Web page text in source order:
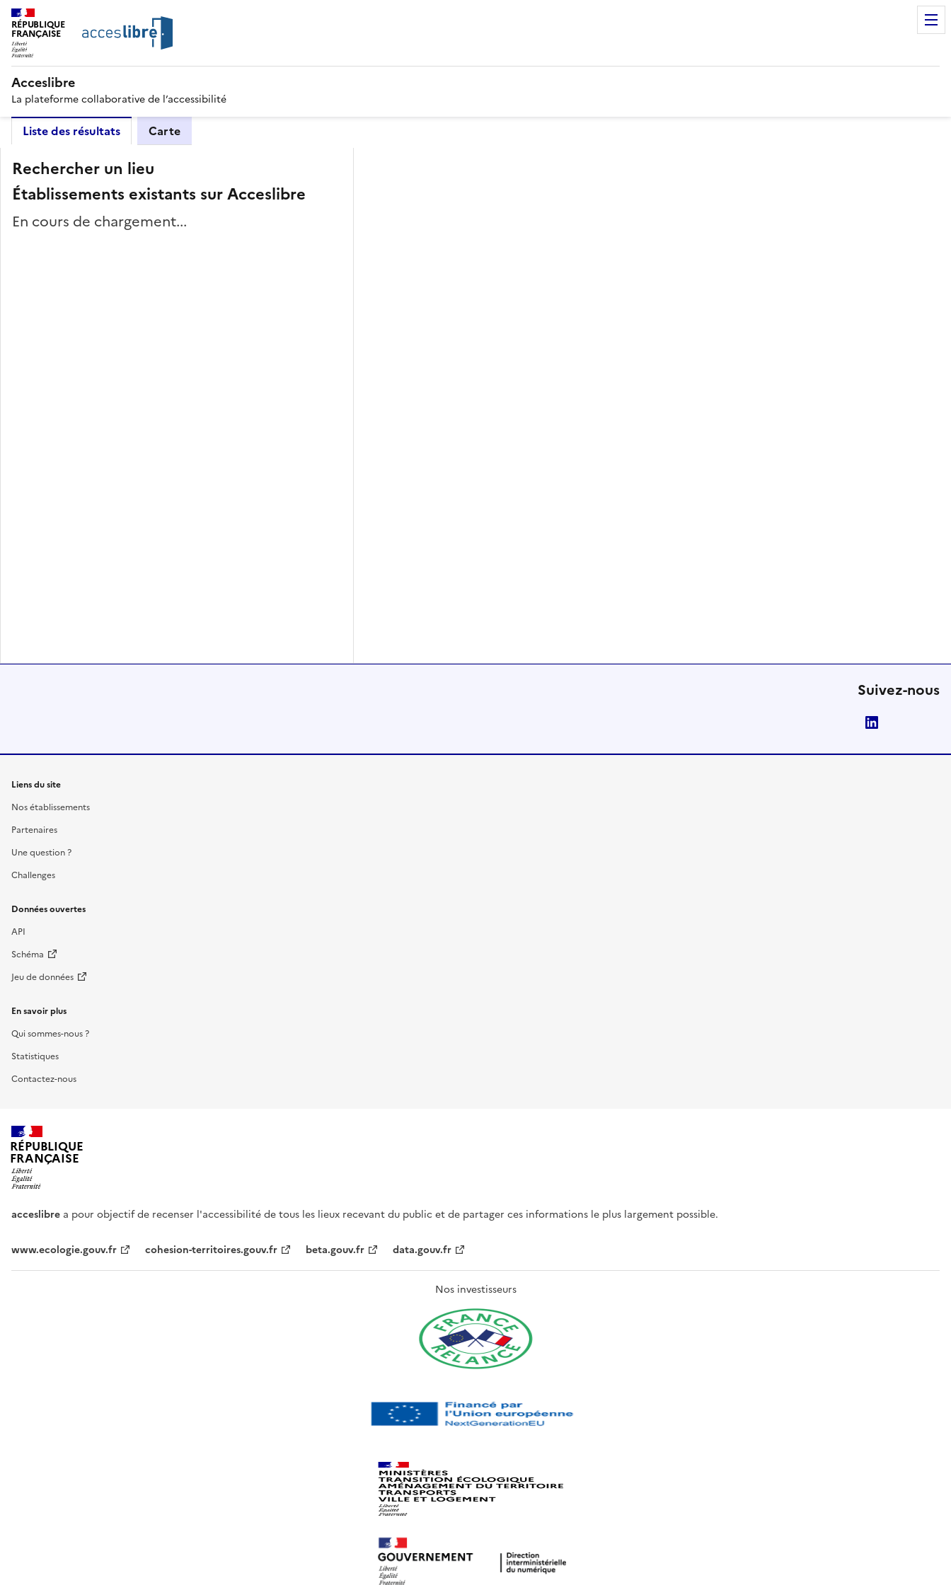
RÉPUBLIQUE
FRANÇAISE
Acceslibre
La plateforme collaborative de l’accessibilité
Liste des résultats Carte
Rechercher un lieu
Établissements existants sur Acceslibre
En cours de chargement...
Suivez-nous
Liens du site
Nos établissements
Partenaires
Une question ?
Challenges
Données ouvertes
API
Schéma
Jeu de données
En savoir plus
Qui sommes-nous ?
Statistiques
Contactez-nous
RÉPUBLIQUE
FRANÇAISE
acceslibre a pour objectif de recenser l'accessibilité de tous les lieux recevant du public et de partager ces informations le plus largement possible.
www.ecologie.gouv.fr cohesion-territoires.gouv.fr beta.gouv.fr data.gouv.fr
Nos investisseurs